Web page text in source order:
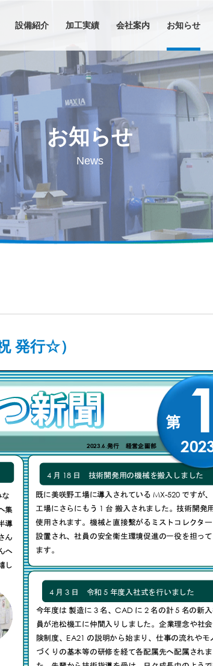
設備紹介 加工実績 会社案内 お知らせ
事業案内
設備紹介
加工実績
お知らせ
お知らせ
News
発行☆）